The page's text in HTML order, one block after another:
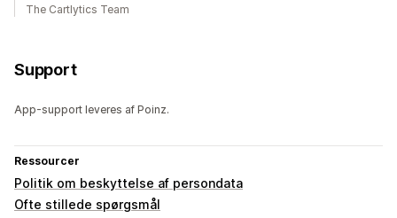
The Cartlytics Team
Support
App-support leveres af Poinz.
Ressourcer
Politik om beskyttelse af persondata
Ofte stillede spørgsmål